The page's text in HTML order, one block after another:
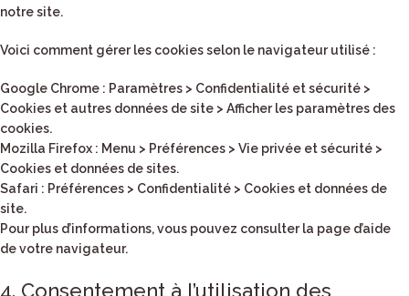
notre site.
Voici comment gérer les cookies selon le navigateur utilisé :
Google Chrome : Paramètres > Confidentialité et sécurité >
Cookies et autres données de site > Afficher les paramètres des
cookies.
Mozilla Firefox : Menu > Préférences > Vie privée et sécurité >
Cookies et données de sites.
Safari : Préférences > Confidentialité > Cookies et données de
site.
Pour plus d’informations, vous pouvez consulter la page d’aide
de votre navigateur.
4. Consentement à l’utilisation des